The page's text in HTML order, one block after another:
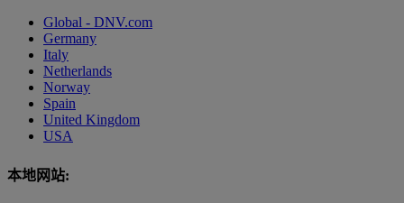
Global - DNV.com
Germany
Italy
Netherlands
Norway
Spain
United Kingdom
USA
本地网站: